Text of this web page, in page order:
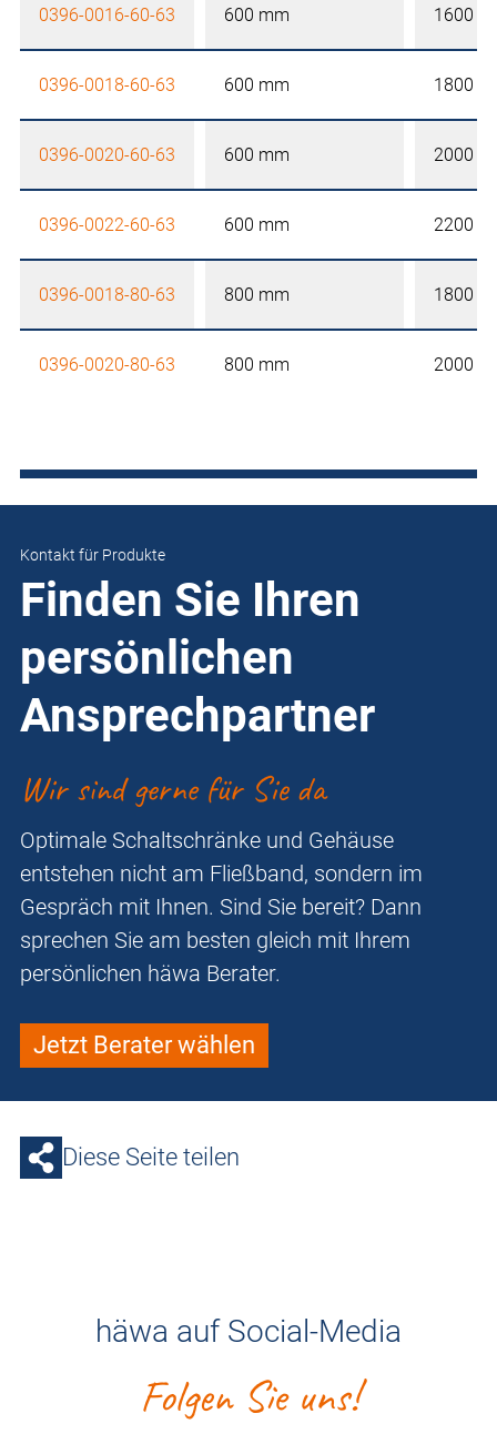
0396-0016-60-63 600 mm 1600
0396-0018-60-63 600 mm 1800
0396-0020-60-63 600 mm 2000
0396-0022-60-63 600 mm 2200
0396-0018-80-63 800 mm 1800
0396-0020-80-63 800 mm 2000
Kontakt für Produkte
Finden Sie Ihren
persönlichen
Ansprechpartner
Wir sind gerne für Sie da
Optimale Schaltschränke und Gehäuse
entstehen nicht am Fließband, sondern im
Gespräch mit Ihnen. Sind Sie bereit? Dann
sprechen Sie am besten gleich mit Ihrem
persönlichen häwa Berater.
Jetzt Berater wählen
Diese Seite teilen
häwa auf Social-Media
Folgen Sie uns!